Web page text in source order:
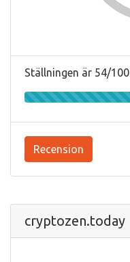
Ställningen är 54/100
Recension
cryptozen.today